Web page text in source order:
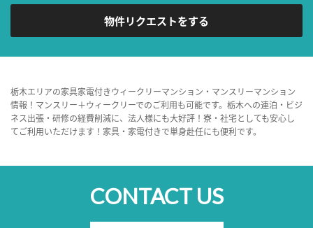
物件リクエストをする
栃木エリアの家具家電付きウィークリーマンション・マンスリーマンション
情報！マンスリー＋ウィークリーでのご利用も可能です。栃木への連泊・ビジ
ネス出張・研修の経費削減に、法人様にも大好評！寮・社宅としても安心し
てご利用いただけます！家具・家電付きで単身赴任にも便利です。
CONTACT US